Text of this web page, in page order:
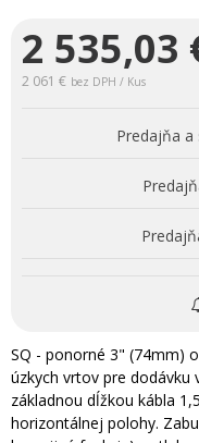
2 535,03
2 061 € bez DPH / Kus
Predajňa a
SQ - ponorné 3" (74mm)
úzkych vrtov pre dodávku
základnou dĺžkou kábla
horizontálnej polohy.